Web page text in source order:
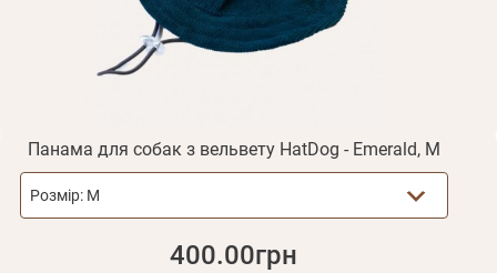
Панама для собак з вельвету HatDog - Emerald, M
Розмір: M
400.00грн
Відправити
Реєстрація
Зареєструватися
Згадали пароль?
Не прийшов лист? Повторити відправку